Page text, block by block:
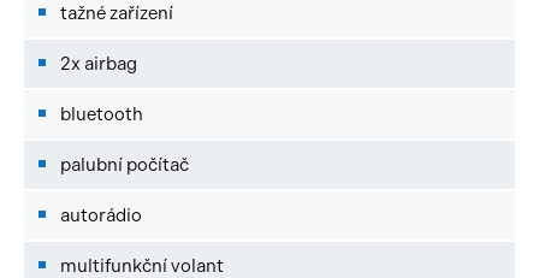
tažné zařízení
2x airbag
bluetooth
palubní počítač
autorádio
multifunkční volant